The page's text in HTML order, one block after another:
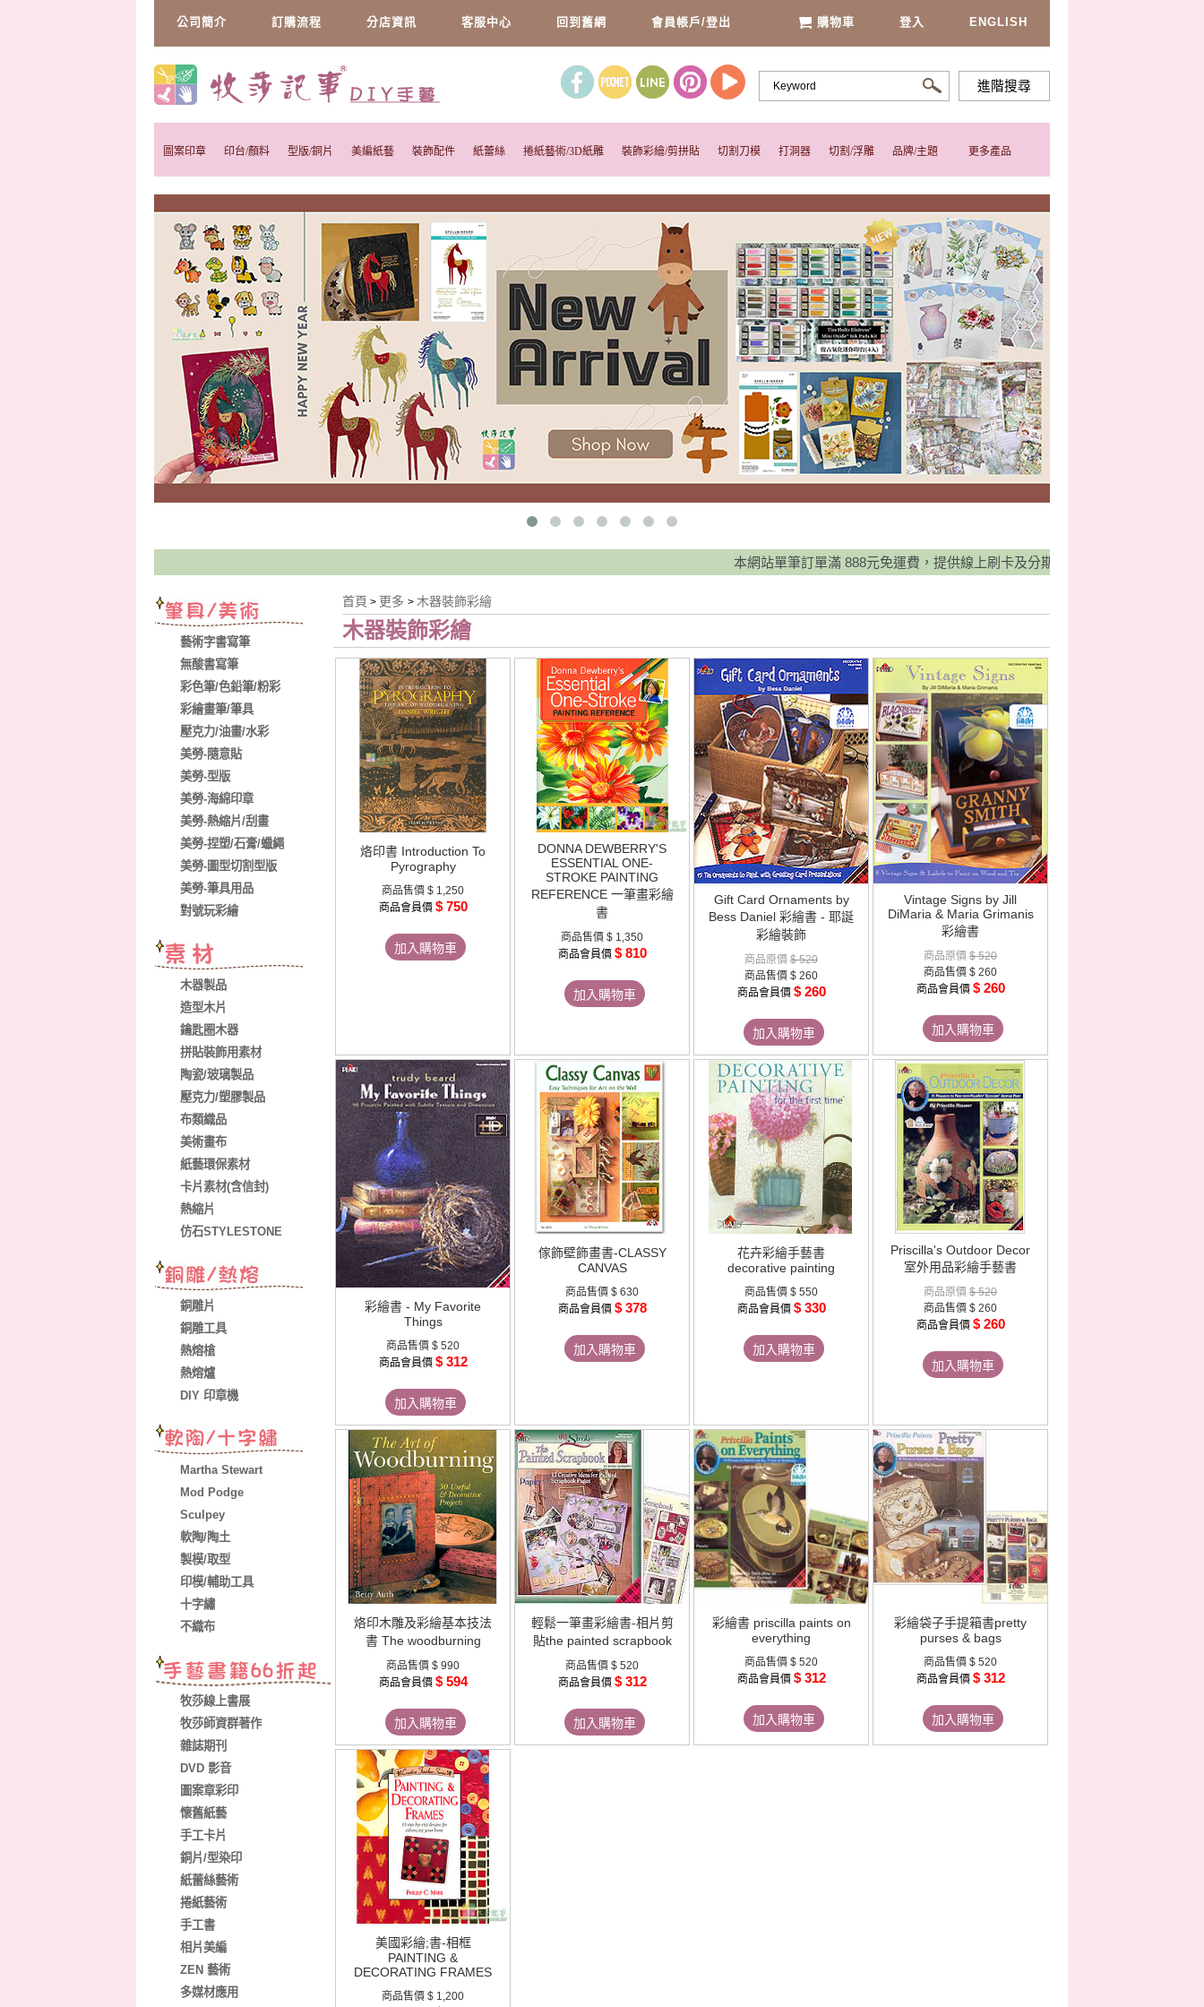
公司簡介 訂購流程 分店資訊 客服中心 回到舊網 會員帳戶/登出 購物車 登入 ENGLISH
進階搜尋
圖案印章 印台/顏料 型版/銅片 美編紙藝 裝飾配件 紙蕾絲 捲紙藝術/3D紙雕 裝飾彩繪/剪拼貼 切割刀模 打洞器 切割/浮雕 品牌/主題 更多產品
本網站單筆訂單滿 888元免運費，提供線上刷卡及分期0利率服務，並有宅配貨到付款
藝術字書寫筆
無酸書寫筆
彩色筆/色鉛筆/粉彩
彩繪畫筆/筆具
壓克力/油畫/水彩
美勞-隨意貼
美勞-型版
美勞-海綿印章
美勞-熱縮片/刮畫
美勞-捏塑/石膏/蠟繩
美勞-圖型切割型版
美勞-筆具用品
對號玩彩繪
木器製品
造型木片
鑰匙圈木器
拼貼裝飾用素材
陶瓷/玻璃製品
壓克力/塑膠製品
布類織品
美術畫布
紙藝環保素材
卡片素材(含信封)
熱縮片
仿石STYLESTONE
銅雕片
銅雕工具
熱熔槍
熱熔爐
DIY 印章機
Martha Stewart
Mod Podge
Sculpey
軟陶/陶土
製模/取型
印模/輔助工具
十字繡
不織布
牧莎線上書展
牧莎師資群著作
雜誌期刊
DVD 影音
圖案章彩印
懷舊紙藝
手工卡片
銅片/型染印
紙蕾絲藝術
捲紙藝術
手工書
相片美編
ZEN 藝術
多媒材應用
首頁 > 更多 > 木器裝飾彩繪
木器裝飾彩繪
烙印書 Introduction To
Pyrography
商品售價 $ 1,250
商品會員價 $ 750
加入購物車
DONNA DEWBERRY'S
ESSENTIAL ONE-
STROKE PAINTING
REFERENCE 一筆畫彩繪
書
商品售價 $ 1,350
商品會員價 $ 810
加入購物車
Gift Card Ornaments by
Bess Daniel 彩繪書 - 耶誕
彩繪裝飾
商品原價 $ 520
商品售價 $ 260
商品會員價 $ 260
加入購物車
Vintage Signs by Jill
DiMaria & Maria Grimanis
彩繪書
商品原價 $ 520
商品售價 $ 260
商品會員價 $ 260
加入購物車
彩繪書 - My Favorite
Things
商品售價 $ 520
商品會員價 $ 312
加入購物車
傢飾壁飾畫書-CLASSY
CANVAS
商品售價 $ 630
商品會員價 $ 378
加入購物車
花卉彩繪手藝書
decorative painting
商品售價 $ 550
商品會員價 $ 330
加入購物車
Priscilla's Outdoor Decor
室外用品彩繪手藝書
商品原價 $ 520
商品售價 $ 260
商品會員價 $ 260
加入購物車
烙印木雕及彩繪基本技法
書 The woodburning
商品售價 $ 990
商品會員價 $ 594
加入購物車
輕鬆一筆畫彩繪書-相片剪
貼the painted scrapbook
商品售價 $ 520
商品會員價 $ 312
加入購物車
彩繪書 priscilla paints on
everything
商品售價 $ 520
商品會員價 $ 312
加入購物車
彩繪袋子手提箱書pretty
purses & bags
商品售價 $ 520
商品會員價 $ 312
加入購物車
美國彩繪;書-相框
PAINTING &
DECORATING FRAMES
商品售價 $ 1,200